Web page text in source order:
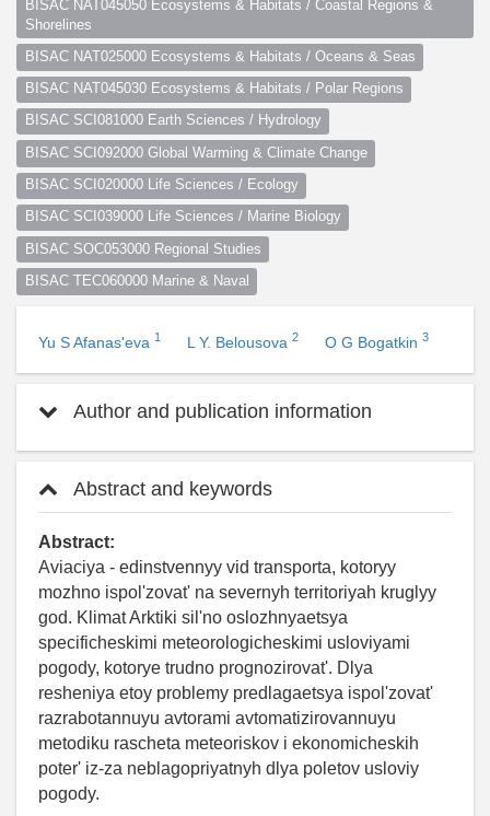
BISAC NAT045050 Ecosystems & Habitats / Coastal Regions &
Shorelines
BISAC NAT025000 Ecosystems & Habitats / Oceans & Seas
BISAC NAT045030 Ecosystems & Habitats / Polar Regions
BISAC SCI081000 Earth Sciences / Hydrology
BISAC SCI092000 Global Warming & Climate Change
BISAC SCI020000 Life Sciences / Ecology
BISAC SCI039000 Life Sciences / Marine Biology
BISAC SOC053000 Regional Studies
BISAC TEC060000 Marine & Naval
Yu S Afanas'eva 1 L Y. Belousova 2 O G Bogatkin 3
Author and publication information
Abstract and keywords
Abstract:
Aviaciya - edinstvennyy vid transporta, kotoryy
mozhno ispol'zovat' na severnyh territoriyah kruglyy
god. Klimat Arktiki sil'no oslozhnyaetsya
specificheskimi meteorologicheskimi usloviyami
pogody, kotorye trudno prognozirovat'. Dlya
resheniya etoy problemy predlagaetsya ispol'zovat'
razrabotannuyu avtorami avtomatizirovannuyu
metodiku rascheta meteoriskov i ekonomicheskih
poter' iz-za neblagopriyatnyh dlya poletov usloviy
pogody.